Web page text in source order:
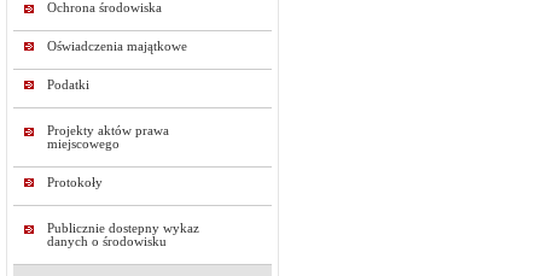
Ochrona środowiska
Oświadczenia majątkowe
Podatki
Projekty aktów prawa
miejscowego
Protokoły
Publicznie dostepny wykaz
danych o środowisku